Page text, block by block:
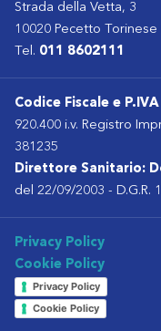
Strada della Vetta, 3
10020 Pecetto Torinese
Tel. 011 8602111
Codice Fiscale e
920.400 i.v. Registro
381235
Direttore Sanitario:
del 22/09/2003 - D.G.R.
Privacy Policy
Cookie Policy
Privacy Policy
Cookie Policy